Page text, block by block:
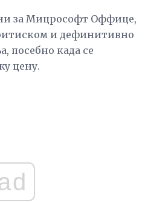
за Мицрософт Оффице,
и дефинитивно
посебно када се
цену.